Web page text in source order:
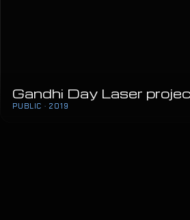
Gandhi Day Laser
PUBLIC · 2019